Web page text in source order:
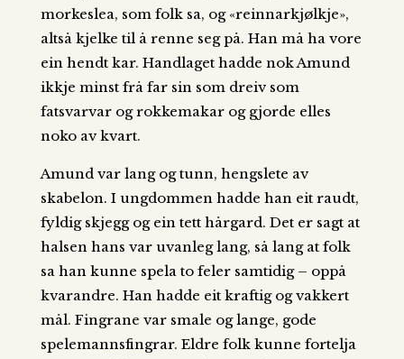
morkeslea, som folk sa, og «reinnarkjølkje»,
altså kjelke til å renne seg på. Han må ha vore
ein hendt kar. Handlaget hadde nok Amund
ikkje minst frå far sin som dreiv som
fatsvarvar og rokkemakar og gjorde elles
noko av kvart.
Amund var lang og tunn, hengslete av
skabelon. I ungdommen hadde han eit raudt,
fyldig skjegg og ein tett hårgard. Det er sagt at
halsen hans var uvanleg lang, så lang at folk
sa han kunne spela to feler samtidig – oppå
kvarandre. Han hadde eit kraftig og vakkert
mål. Fingrane var smale og lange, gode
spelemannsfingrar. Eldre folk kunne fortelja